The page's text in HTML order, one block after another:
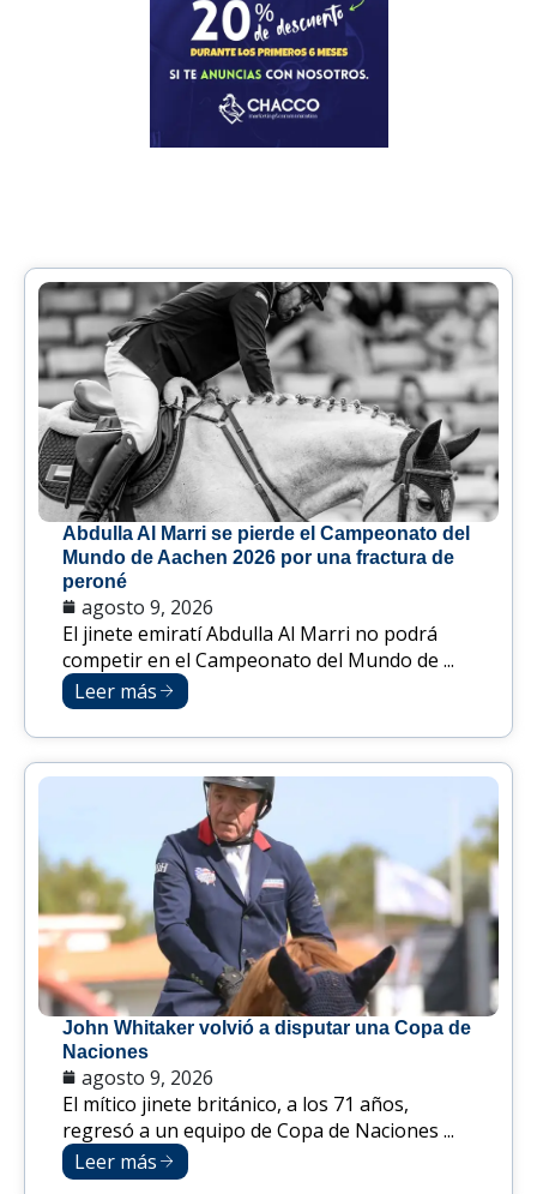
Abdulla Al Marri se pierde el Campeonato del
Mundo de Aachen 2026 por una fractura de
peroné
agosto 9, 2026
El jinete emiratí Abdulla Al Marri no podrá
competir en el Campeonato del Mundo de ...
Leer más
John Whitaker volvió a disputar una Copa de
Naciones
agosto 9, 2026
El mítico jinete británico, a los 71 años,
regresó a un equipo de Copa de Naciones ...
Leer más